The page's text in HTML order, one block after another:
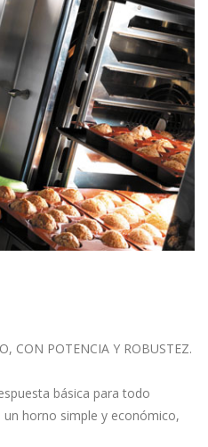
CON POTENCIA Y ROBUSTEZ.
básica para todo
horno simple y económico,